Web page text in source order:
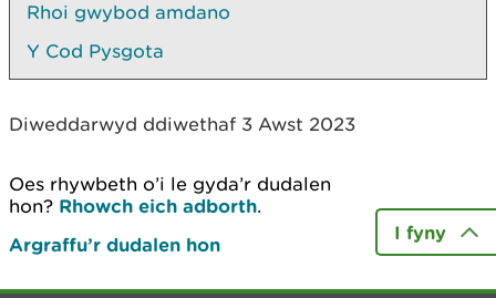
Rhoi gwybod amdano
Y Cod Pysgota
Diweddarwyd ddiwethaf 3 Awst 2023
Oes rhywbeth o’i le gyda’r dudalen
hon? Rhowch eich adborth.
Argraffu’r dudalen hon
I fyny